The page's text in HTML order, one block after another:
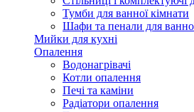
Тумби для ванної кімнати
Шафи та пенали для
Мийки для кухні
Опалення
Водонагрівачі
Котли опалення
Печі та каміни
Радіатори опалення